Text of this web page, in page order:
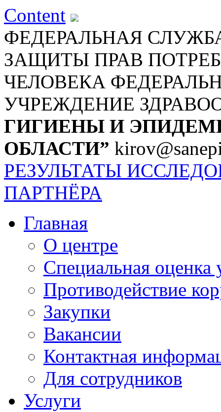
Content
ФЕДЕРАЛЬНАЯ
ЗАЩИТЫ ПРАВ
ЧЕЛОВЕКА
УЧРЕЖДЕНИЕ
ГИГИЕНЫ И
ОБЛАСТИ”
РЕЗУЛЬТАТЫ
ПАРТНЁРА
Главная
О центре
Специальная оценка
Противодействие
Закупки
Вакансии
Контактная
Для сотрудников
Услуги